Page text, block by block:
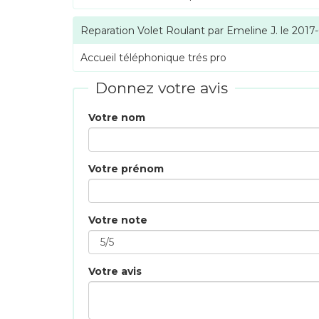
Reparation Volet Roulant par Emeline J. le
Accueil téléphonique trés pro
Donnez votre avis
Votre nom
Votre prénom
Votre note
Votre avis